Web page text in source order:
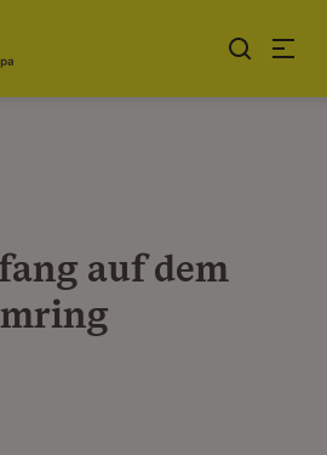
auf dem